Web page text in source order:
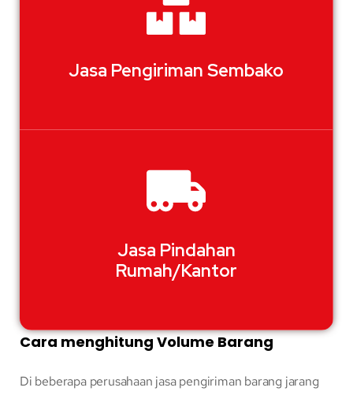
Jasa Pengiriman Sembako
Jasa Pindahan
Rumah/Kantor
Cara menghitung Volume Barang
Di beberapa perusahaan jasa pengiriman barang jarang